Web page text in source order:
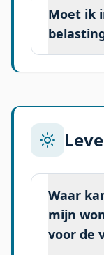
Moet ik
Waar
mijn
voor de